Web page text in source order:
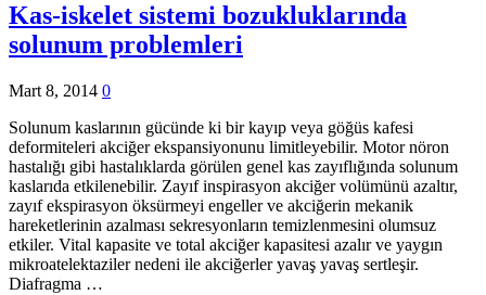
Kas-iskelet sistemi bozukluklarında
solunum problemleri
Mart 8, 2014 0
Solunum kaslarının gücünde ki bir kayıp veya göğüs kafesi
deformiteleri akciğer ekspansiyonunu limitleyebilir. Motor nöron
hastalığı gibi hastalıklarda görülen genel kas zayıflığında solunum
kaslarıda etkilenebilir. Zayıf inspirasyon akciğer volümünü azaltır,
zayıf ekspirasyon öksürmeyi engeller ve akciğerin mekanik
hareketlerinin azalması sekresyonların temizlenmesini olumsuz
etkiler. Vital kapasite ve total akciğer kapasitesi azalır ve yaygın
mikroatelektaziler nedeni ile akciğerler yavaş yavaş sertleşir.
Diafragma …